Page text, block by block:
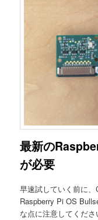
最新の
が必要
早速試していく前に
Raspberry Pi OS
な点に注意してくださ